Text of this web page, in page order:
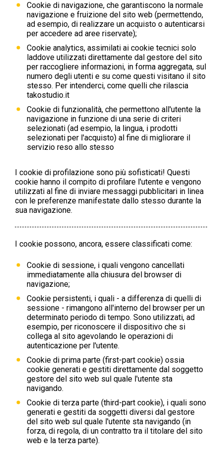
Cookie di navigazione, che garantiscono la normale
navigazione e fruizione del sito web (permettendo,
ad esempio, di realizzare un acquisto o autenticarsi
per accedere ad aree riservate);
Cookie analytics, assimilati ai cookie tecnici solo
laddove utilizzati direttamente dal gestore del sito
per raccogliere informazioni, in forma aggregata, sul
numero degli utenti e su come questi visitano il sito
stesso. Per intenderci, come quelli che rilascia
takostudio.it
Cookie di funzionalità, che permettono all'utente la
navigazione in funzione di una serie di criteri
selezionati (ad esempio, la lingua, i prodotti
selezionati per l'acquisto) al fine di migliorare il
servizio reso allo stesso
I cookie di profilazione sono più sofisticati! Questi
cookie hanno il compito di profilare l'utente e vengono
utilizzati al fine di inviare messaggi pubblicitari in linea
con le preferenze manifestate dallo stesso durante la
sua navigazione.
I cookie possono, ancora, essere classificati come:
Cookie di sessione, i quali vengono cancellati
immediatamente alla chiusura del browser di
navigazione;
Cookie persistenti, i quali - a differenza di quelli di
sessione - rimangono all'interno del browser per un
determinato periodo di tempo. Sono utilizzati, ad
esempio, per riconoscere il dispositivo che si
collega al sito agevolando le operazioni di
autenticazione per l'utente.
Cookie di prima parte (first-part cookie) ossia
cookie generati e gestiti direttamente dal soggetto
gestore del sito web sul quale l'utente sta
navigando.
Cookie di terza parte (third-part cookie), i quali sono
generati e gestiti da soggetti diversi dal gestore
del sito web sul quale l'utente sta navigando (in
forza, di regola, di un contratto tra il titolare del sito
web e la terza parte).